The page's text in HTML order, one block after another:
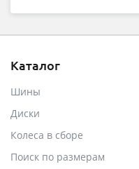
Каталог
Шины
Диски
Колеса в сборе
Поиск по размерам